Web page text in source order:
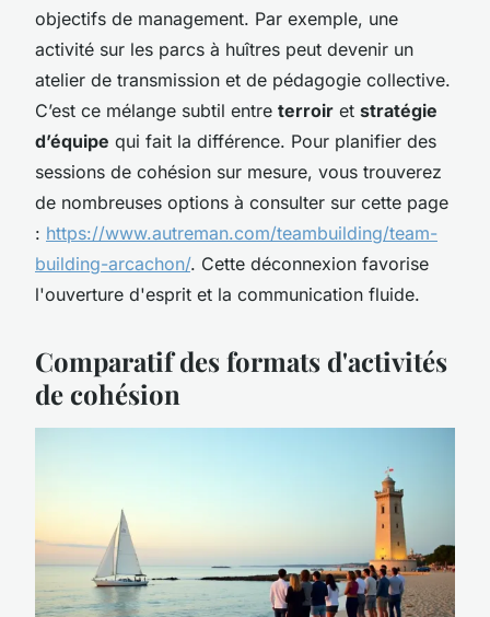
objectifs de management. Par exemple, une
activité sur les parcs à huîtres peut devenir un
atelier de transmission et de pédagogie collective.
C’est ce mélange subtil entre terroir et stratégie
d’équipe qui fait la différence. Pour planifier des
sessions de cohésion sur mesure, vous trouverez
de nombreuses options à consulter sur cette page
: https://www.autreman.com/teambuilding/team-
building-arcachon/. Cette déconnexion favorise
l'ouverture d'esprit et la communication fluide.
Comparatif des formats d'activités
de cohésion